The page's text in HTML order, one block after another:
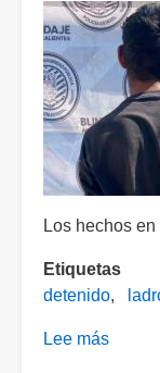
Los hechos
Etiquetas
detenido
Lee más